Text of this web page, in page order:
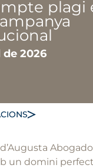
plagi
2026
un domini